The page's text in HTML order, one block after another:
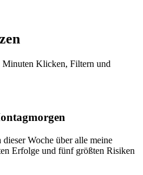
Minuten Klicken, Filtern und
Woche über alle meine
Erfolge und fünf größten Risiken